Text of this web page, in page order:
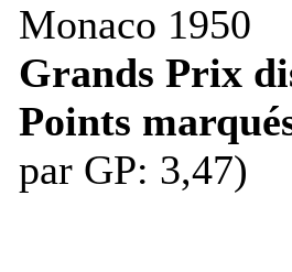
Monaco 1950
Grands Prix
Points
par GP: 3,47)